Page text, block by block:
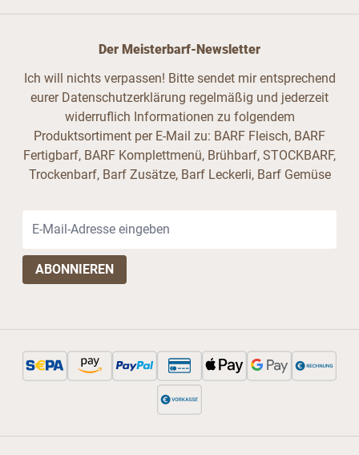
Der Meisterbarf-Newsletter
Ich will nichts verpassen! Bitte sendet mir entsprechend
eurer Datenschutzerklärung regelmäßig und jederzeit
widerruflich Informationen zu folgendem
Produktsortiment per E-Mail zu: BARF Fleisch, BARF
Fertigbarf, BARF Komplettmenü, Brühbarf, STOCKBARF,
Trockenbarf, Barf Zusätze, Barf Leckerli, Barf Gemüse